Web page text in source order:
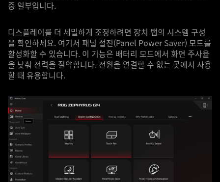
중 일부입니다.
디스플레이를 더 세밀하게 조정하려면 장치 탭의 시스템 구성
을 확인하세요. 여기서 패널 절전(Panel Power Saver) 모드를
활성화할 수 있습니다. 이 기능은 배터리 모드에서 화면 주사율
을 낮춰 전력을 절약합니다. 전원을 연결할 수 없는 곳에서 사용
할 때 유용합니다.